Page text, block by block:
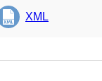
XML